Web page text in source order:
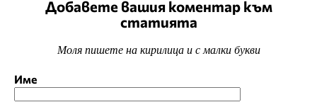
Добавете вашия коментар към
статията
Моля пишете на кирилица и с малки букви
Име